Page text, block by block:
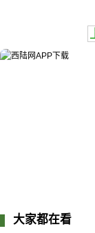
大家都在看